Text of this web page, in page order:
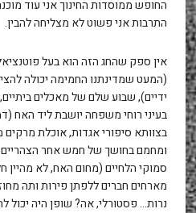
החופש ממוסדות החינוך אני עוד
התרבות אני פשוט לא מצליחה להבין.
אין ספק שהחג הזה הוא בעל
(המעט שמדינתנו החמימה יכולה
ידיים), שבוע שלם של מאכלים
בעיני רוחי משפחה יושבת ליד האח
בצוותא סיפורי אגדות, אוכלת מרקים
ומחמם בחושך של חמש אחר
סמוקי הלחיים (מחום האח, לא מהיין
מארחים חברים ללפתן פירות ותה
נרות… פסטורלי, אה? שופן היה יכול